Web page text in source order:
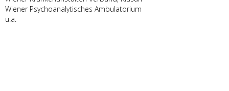
Wiener Psychoanalytisches Ambulatorium
u.a.